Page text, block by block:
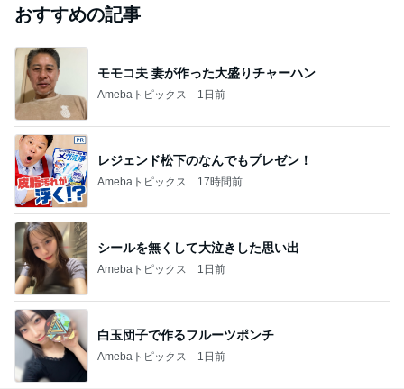
おすすめの記事
モモコ夫 妻が作った大盛りチャーハン
Amebaトピックス 1日前
レジェンド松下のなんでもプレゼン！
Amebaトピックス 17時間前
シールを無くして大泣きした思い出
Amebaトピックス 1日前
白玉団子で作るフルーツポンチ
Amebaトピックス 1日前